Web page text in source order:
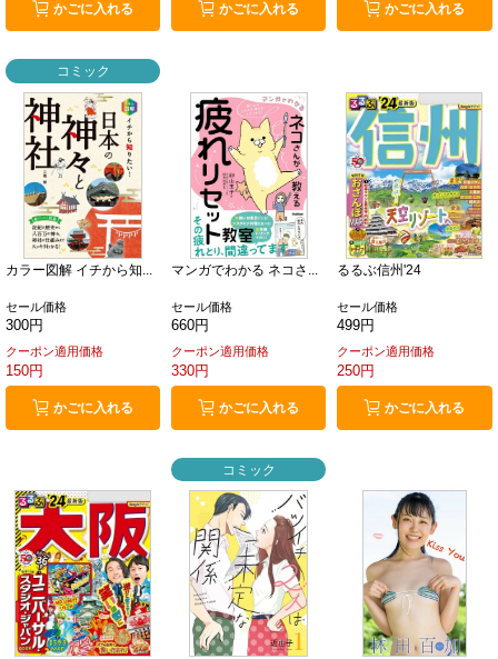
かごに入れる かごに入れる かごに入れる
コミック
カラー図解 イチから知...
セール価格
300円
クーポン適用価格
150円
かごに入れる
マンガでわかる ネコさ...
セール価格
660円
クーポン適用価格
330円
かごに入れる
るるぶ信州'24
セール価格
499円
クーポン適用価格
250円
かごに入れる
コミック